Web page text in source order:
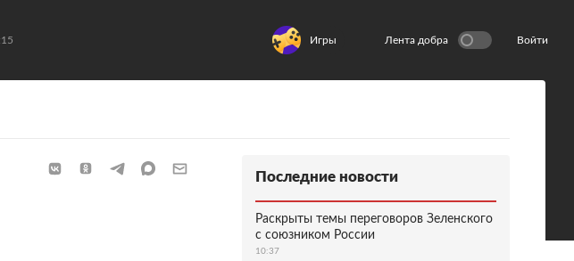
Игры Лента добра Войти
Последние новости
Раскрыты темы переговоров Зеленского
с союзником России
10:37